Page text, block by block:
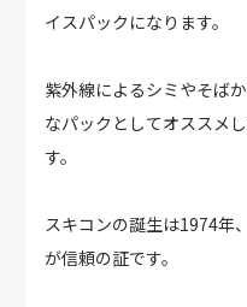
イスパックになります。
紫外線によるシミやそば
なパックとしてオススメ
す。
スキコンの誕生は1974年
が信頼の証です。